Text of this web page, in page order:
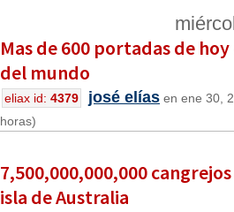
Mas de 600 portadas de
del mundo
eliax id: 4379 josé elías en ene 30,
horas)
7,500,000,000,000
isla de Australia